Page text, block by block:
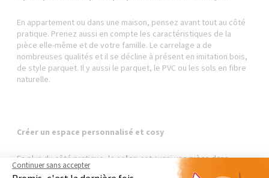
En appartement ou dans une maison, pensez avant tout au côté
pratique. Prenez aussi en compte les caractéristiques de la
pièce elle-même et de votre famille. Le carrelage a de
nombreuses qualités et il se décline à présent en imitation bois,
de style parquet. Il y aussi le parquet, le PVC ou les sols en fibre
naturelle.
Créer un espace personnalisé et cosy
En plus du côté pratique, le salon est aussi une pièce dans
laquelle on doit bien se sentir. L'aménagement de cet espace est
Continuer sans accepter